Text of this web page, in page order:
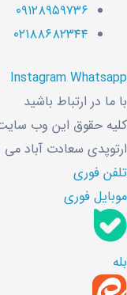
۰۹۱۲۸۹۵۹۷۳۶
۰۲۱۸۸۶۸۲۳۴۴
InstagramWhatsapp
با ما در ارتباط باشید
کلیه حقوق این وب
ارتوپدی سعادت آباد می
تلفن فوری
موبایل فوری
بله